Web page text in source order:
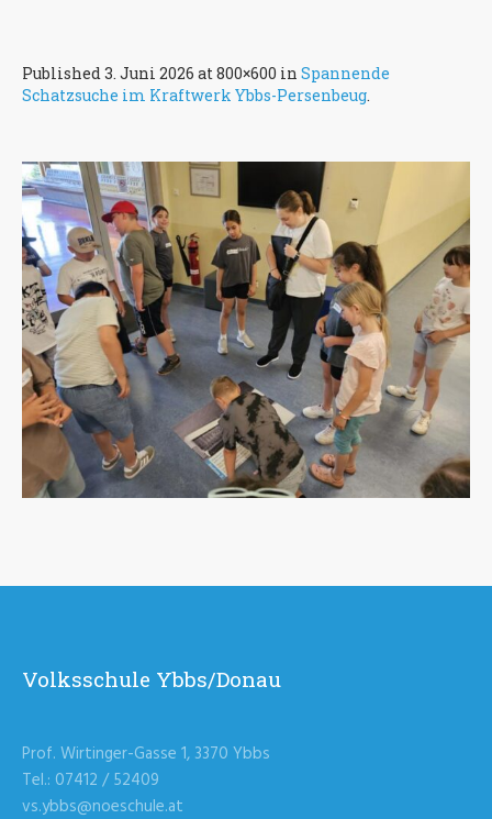
Published3. Juni 2026 at 800×600 in Spannende
Schatzsuche im Kraftwerk Ybbs-Persenbeug.
Volksschule Ybbs/Donau
Prof. Wirtinger-Gasse 1, 3370 Ybbs
Tel.: 07412 / 52409
vs.ybbs@noeschule.at